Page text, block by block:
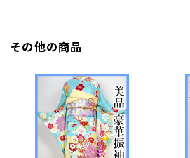
その他の商品